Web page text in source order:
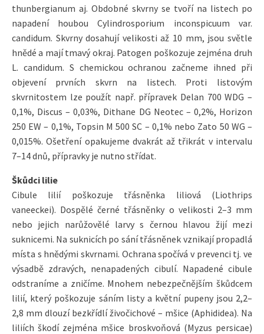
thunbergianum aj. Obdobné skvrny se tvoří na listech po
napadení houbou Cylindrosporium inconspicuum var.
candidum. Skvrny dosahují velikosti až 10 mm, jsou světle
hnědé a mají tmavý okraj. Patogen poškozuje zejména druh
L. candidum. S chemickou ochranou začneme ihned při
objevení prvních skvrn na listech. Proti listovým
skvrnitostem lze použít např. přípravek Delan 700 WDG –
0,1%, Discus – 0,03%, Dithane DG Neotec – 0,2%, Horizon
250 EW – 0,1%, Topsin M 500 SC – 0,1% nebo Zato 50 WG –
0,015%. Ošetření opakujeme dvakrát až třikrát v intervalu
7–14 dnů, přípravky je nutno střídat.
Škůdci lilie
Cibule lilií poškozuje třásněnka liliová (Liothrips
vaneeckei). Dospělé černé třásněnky o velikosti 2–3 mm
nebo jejich narůžovělé larvy s černou hlavou žijí mezi
suknicemi. Na suknicích po sání třásněnek vznikají propadlá
místa s hnědými skvrnami. Ochrana spočívá v prevenci tj. ve
výsadbě zdravých, nenapadených cibulí. Napadené cibule
odstraníme a zničíme. Mnohem nebezpečnějším škůdcem
lilií, který poškozuje sáním listy a květní pupeny jsou 2,2–
2,8 mm dlouzí bezkřídlí živočichové – mšice (Aphididea). Na
liliích škodí zejména mšice broskvoňová (Myzus persicae)